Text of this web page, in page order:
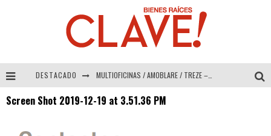
DESTACADO MULTIOFICINAS / AMOBLARE / TREZE – Especial Interiorismo & Decoración 2026
Screen Shot 2019-12-19 at 3.51.36 PM